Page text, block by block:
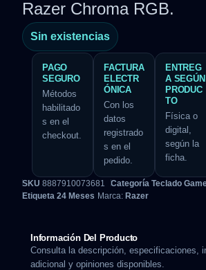
Razer Chroma RGB.
Sin existencias
PAGO
SEGURO
Métodos
habilitado
s en el
checkout.
FACTURA
ELECTR
ÓNICA
Con los
datos
registrado
s en el
pedido.
ENTREG
A SEGÚN
PRODUC
TO
Física o
digital,
según la
ficha.
SKU 8887910073681 Categoría Teclado
Etiqueta 24 Meses Marca: Razer
Información Del Producto
Consulta la descripción, especificaciones,
adicional y opiniones disponibles.